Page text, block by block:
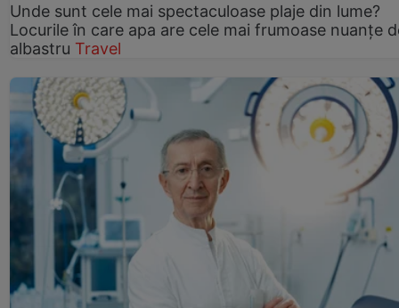
Unde sunt cele mai spectaculoase plaje din lume?
Locurile în care apa are cele mai frumoase nuanțe
albastru Travel